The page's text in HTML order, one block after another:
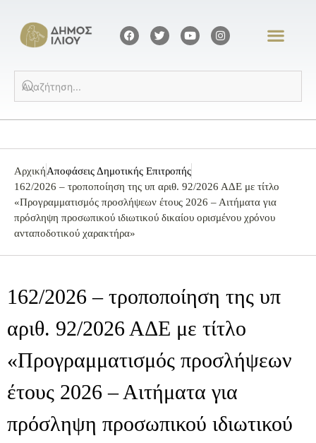
ΑρχικήΑποφάσεις Δημοτικής Επιτροπής
162/2026 – τροποποίηση της υπ αριθ. 92/2026 ΑΔΕ με τίτλο
«Προγραμματισμός προσλήψεων έτους 2026 – Αιτήματα για
πρόσληψη προσωπικού ιδιωτικού δικαίου ορισμένου χρόνου
ανταποδοτικού χαρακτήρα»
162/2026 – τροποποίηση της υπ
αριθ. 92/2026 ΑΔΕ με τίτλο
«Προγραμματισμός προσλήψεων
έτους 2026 – Αιτήματα για
πρόσληψη προσωπικού ιδιωτικού